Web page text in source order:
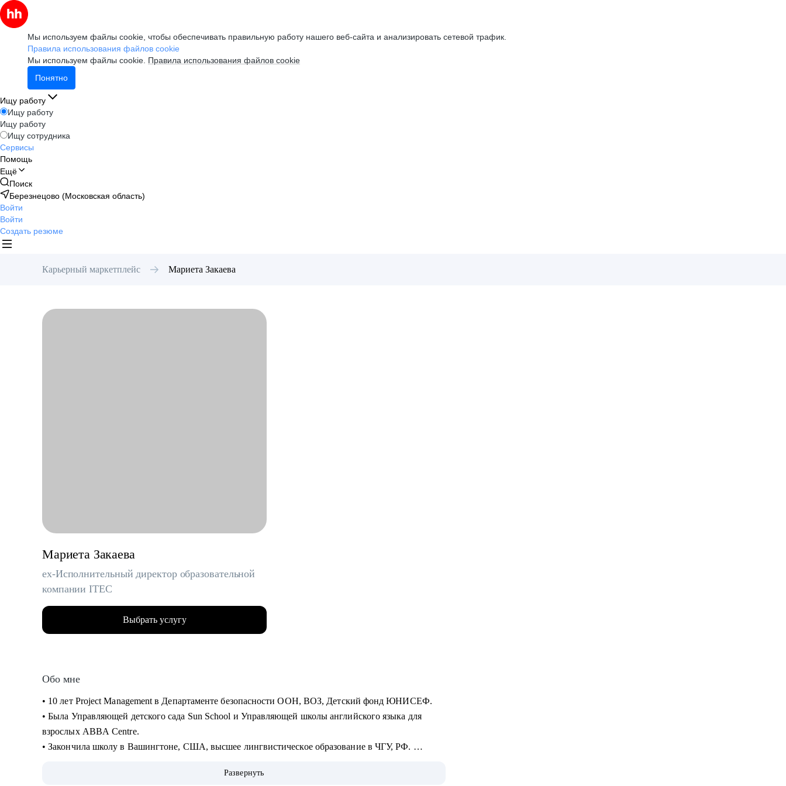
Мы используем файлы cookie, чтобы обеспечивать правильную работу нашего веб-сайта и анализировать сетевой трафик.
Правила использования файлов cookie
Мы используем файлы cookie. Правила использования файлов cookie
Понятно
Ищу работу
Ищу работу
Ищу работу
Ищу сотрудника
Сервисы
Помощь
Ещё
Поиск
Березнецово (Московская область)
Войти
Войти
Создать резюме
Карьерный маркетплейс Мариета Закаева
Мариета Закаева
ex-Исполнительный директор образовательной
компании ITEC
Выбрать услугу
Обо мне
• 10 лет Project Management в Департаменте безопасности ООН, ВОЗ, Детский фонд ЮНИСЕФ.
• Была Управляющей детского сада Sun School и Управляющей школы английского языка для
взрослых ABBA Centre.
• Закончила школу в Вашингтоне, США, высшее лингвистическое образование в ЧГУ, РФ.
• Создала два собственных бизнес-проекта с 0, вывела в "+" и продала как готовый успешный
Развернуть